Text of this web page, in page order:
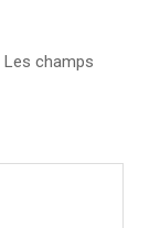
Les champs